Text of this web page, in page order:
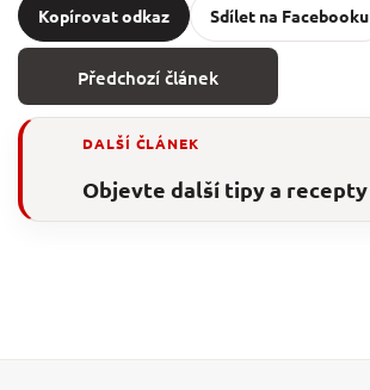
Kopírovat odkaz Sdílet na Facebooku
Předchozí článek
DALŠÍ ČLÁNEK
Objevte další tipy a recepty